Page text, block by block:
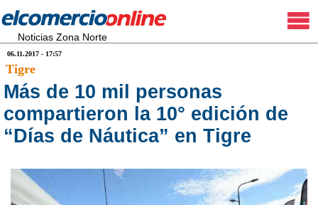
Noticias Zona Norte
06.11.2017 - 17:57
Tigre
Más de 10 mil personas
compartieron la 10° edición de
“Días de Náutica” en Tigre